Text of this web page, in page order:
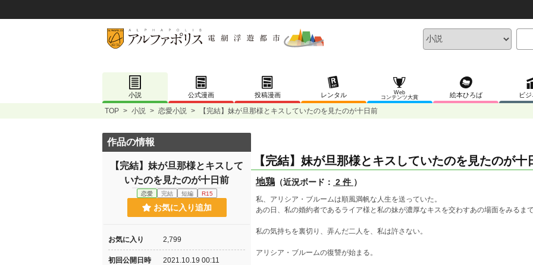
小説 公式漫画 投稿漫画 レンタル
Web
コンテンツ大賞
絵本ひろば ビ
TOP > 小説 > 恋愛小説 > 【完結】妹が旦那様とキスしていたのを見たのが十日前
【完結】妹が旦那様とキスしていたのを見たのが十
地鶏 （近況ボード： 2 件 ）
私、アリシア・ブルームは順風満帆な人生を送っていた。
あの日、私の婚約者であるライア様と私の妹が濃厚なキスを交わすあの場面をみる
私の気持ちを裏切り、弄んだ二人を、私は許さない。
アリシア・ブルームの復讐が始まる。
作品の情報
【完結】妹が旦那様とキスして
いたのを見たのが十日前
恋愛 完結 短編 R15
お気に入り追加
お気に入り 2,799
初回公開日時 2021.10.19 00:11